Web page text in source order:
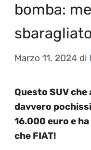
bomba:
Marzo 11, 2024 di
Questo SUV
davvero
16.000 euro e
che FIAT!